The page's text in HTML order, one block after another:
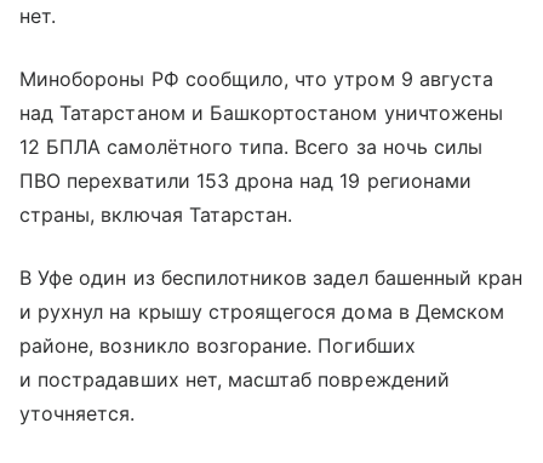
нет.
Минобороны РФ сообщило, что утром 9 августа
над Татарстаном и Башкортостаном уничтожены
12 БПЛА самолётного типа. Всего за ночь силы
ПВО перехватили 153 дрона над 19 регионами
страны, включая Татарстан.
В Уфе один из беспилотников задел башенный кран
и рухнул на крышу строящегося дома в Демском
районе, возникло возгорание. Погибших
и пострадавших нет, масштаб повреждений
уточняется.